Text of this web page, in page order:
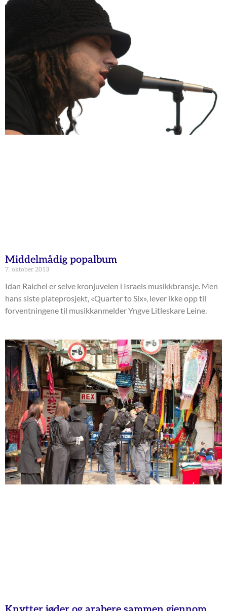
Middelmådig popalbum
7. oktober 2013
Idan Raichel er selve kronjuvelen i Israels musikkbransje. Men
hans siste plateprosjekt, «Quarter to Six», lever ikke opp til
forventningene til musikkanmelder Yngve Litleskare Leine.